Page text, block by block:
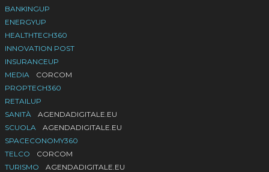
BANKINGUP
ENERGYUP
HEALTHTECH360
INNOVATION POST
INSURANCEUP
MEDIA
CORCOM
PROPTECH360
RETAILUP
SANITÀ
AGENDADIGITALE.EU
SCUOLA
AGENDADIGITALE.EU
SPACECONOMY360
TELCO
CORCOM
TURISMO
AGENDADIGITALE.EU